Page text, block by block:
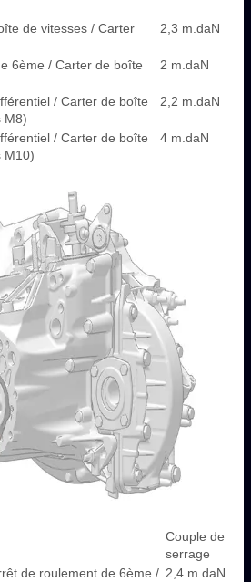
de vitesses / Carter
2,3 m.daN
6ème / Carter de boîte
2 m.daN
/ Carter de boîte
M8)
2,2 m.daN
/ Carter de boîte
M10)
4 m.daN
Couple de
serrage
de roulement de 6ème / 2,4 m.daN